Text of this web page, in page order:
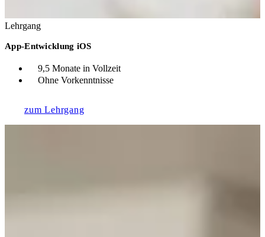
Lehrgang
App-Entwicklung iOS
9,5 Monate in Vollzeit
Ohne Vorkenntnisse
zum Lehrgang